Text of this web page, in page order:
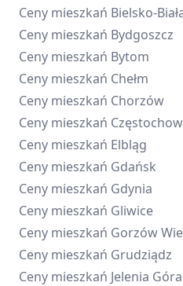
Ceny mieszkań Bielsko-
Ceny mieszkań Bydgoszcz
Ceny mieszkań Bytom
Ceny mieszkań Chełm
Ceny mieszkań Chorzów
Ceny mieszkań
Ceny mieszkań Elbląg
Ceny mieszkań Gdańsk
Ceny mieszkań Gdynia
Ceny mieszkań Gliwice
Ceny mieszkań Gorzów
Ceny mieszkań Grudziądz
Ceny mieszkań Jelenia Góra